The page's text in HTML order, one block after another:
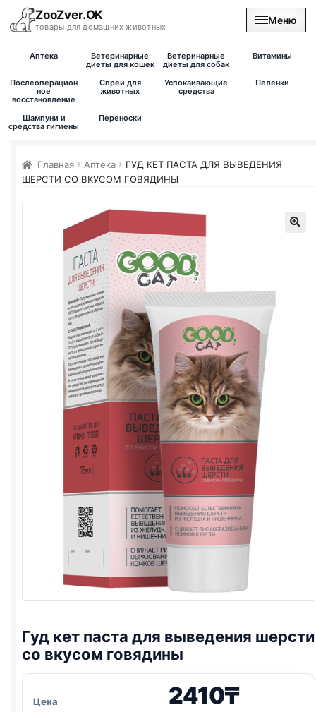
ZooZver.OK
товары для домашних животных
Меню
Каталог
Вакансии
Аптека
Ветеринарные
диеты для кошек
Ветеринарные
диеты для собак
Витамины
Послеоперацион
ное
восстановление
Спреи для
животных
Успокаивающие
средства
Пеленки
Шампуни и
средства гигиены
Переноски
Главная Аптека
ГУД КЕТ ПАСТА ДЛЯ ВЫВЕДЕНИЯ
ШЕРСТИ СО ВКУСОМ ГОВЯДИНЫ
Гуд кет паста для выведения шерсти
со вкусом говядины
Цена 2410₸